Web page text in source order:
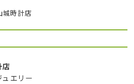
城時計店
店
エリー